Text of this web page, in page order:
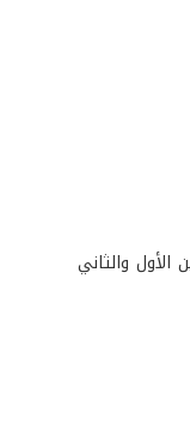
اللقاءين الأول والثاني